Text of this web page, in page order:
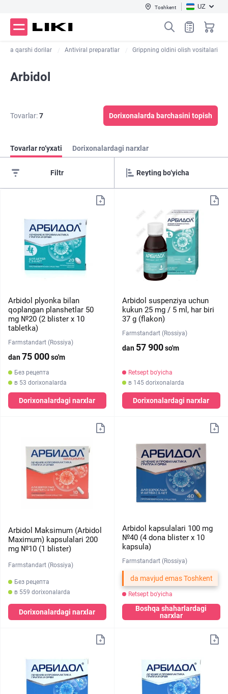
Toshkent UZ
qarshi dorilar Antiviral preparatlar Grippning oldini olish vositalari
Arbidol
Tovarlar:7 Dorixonalarda barchasini topish
Tovarlar ro‘yxati Dorixonalardagi narxlar
Filtr
Arbidol plyonka bilan
qoplangan planshetlar 50
mg №20 (2 blister х 10
tabletka)
Farmstandart (Rossiya)
dan75 000so'm
Без рецепта
в 53 dorixonalarda
Dorixonalardagi narxlar
Arbidol suspenziya uchun
kukun 25 mg / 5 ml, har biri
37 g (flakon)
Farmstandart (Rossiya)
dan 57 900so'm
Retsept bo'yicha
в 145 dorixonalarda
Dorixonalardagi narxlar
Arbidol Maksimum (Arbidol
Maximum) kapsulalari 200
mg №10 (1 blister)
Farmstandart (Rossiya)
Без рецепта
в 559 dorixonalarda
Dorixonalardagi narxlar
Arbidol kapsulalari 100 mg
№40 (4 dona blister х 10
kapsula)
Farmstandart (Rossiya)
da mavjud emas Toshkent
Retsept bo'yicha
Boshqa shaharlardagi
narxlar